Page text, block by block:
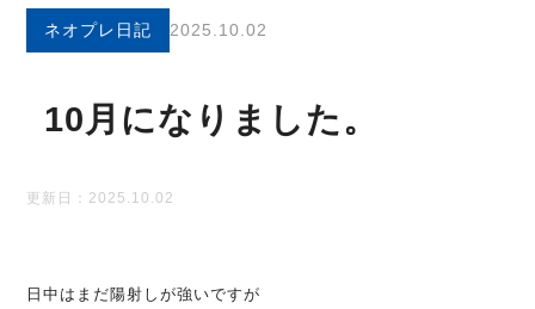
ネオプレ日記 2025.10.02
10月になりました。
更新日：2025.10.02
日中はまだ陽射しが強いですが